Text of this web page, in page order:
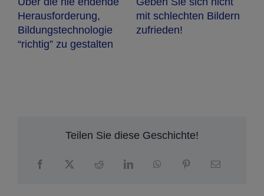
Herausforderung,
Bildungstechnologie
“richtig” zu gestalten
mit schlechten Bildern
zufrieden!
Teilen Sie diese Geschichte!